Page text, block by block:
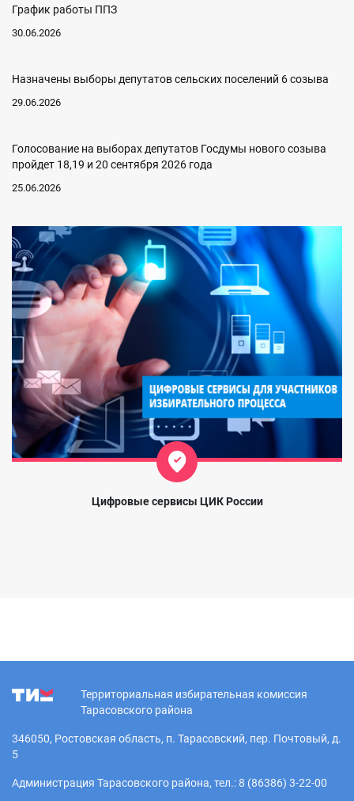
График работы ППЗ
30.06.2026
Назначены выборы депутатов сельских поселений 6 созыва
29.06.2026
Голосование на выборах депутатов Госдумы нового созыва
пройдет 18,19 и 20 сентября 2026 года
25.06.2026
Цифровые сервисы ЦИК России
Территориальная избирательная комиссия
Тарасовского района
346050, Ростовская область, п. Тарасовский, пер. Почтовый, д.
5
Администрация Тарасовского района, тел.: 8 (86386) 3-22-00